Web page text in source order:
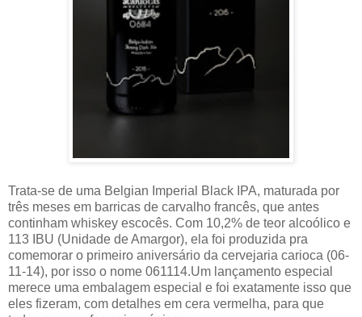
Trata-se de uma Belgian Imperial Black IPA, maturada por
três meses em barricas de carvalho francês, que antes
continham whiskey escocês. Com 10,2% de teor alcoólico e
113 IBU (Unidade de Amargor), e la foi produzida pra
comemorar o primeiro aniversário da cervejaria carioca (06-
11-14), por isso o nome 061114.Um lançamento especial
merece uma embalagem especial e foi exatamente isso que
eles fizeram, com detalhes em cera vermelha, para que